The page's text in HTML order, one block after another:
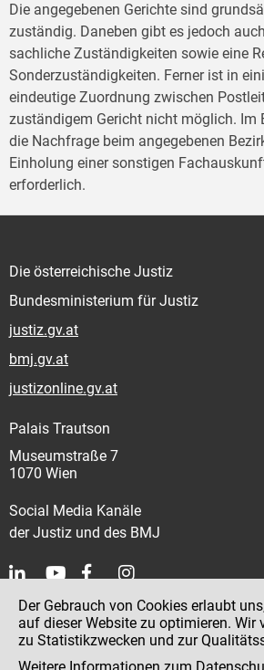
Die angegebenen Gerichte sind
zuständig. Daneben gibt es jedoch
sachliche Zuständigkeiten sowie eine
Sonderzuständigkeiten. Ferner ist in
eindeutige Zuordnung zwischen
zuständigem Gericht nicht möglich. Im
die Nachfrage beim angegebenen
Einholung einer sonstigen
erforderlich.
Die österreichische Justiz
Bundesministerium für Justiz
justiz.gv.at
bmj.gv.at
justizonline.gv.at
Palais Trautson
Museumstraße 7
1070 Wien
Social Media Kanäle
der Justiz und des BMJ
Kontakt
Impressum
Der Gebrauch von Cookies erlaubt
auf dieser Website zu optimieren. Wir
zu Statistikzwecken und zur